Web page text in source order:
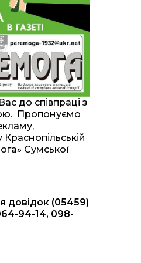
сертифікати,
до зими та
ВПО: підсумки
виконкому
ради
Масалітіна:
віра в
і повернення
Знову
На щиті
придатний,
Як
лісівник став
до співпраці з
Пропонуємо
Сумської
довідок (05459)
94-14, 098-